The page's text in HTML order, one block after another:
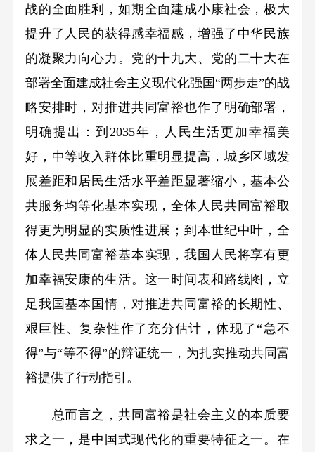
战的全面胜利，如期全面建成小康社会，极大
提升了人民的获得感幸福感，增强了中华民族
的凝聚力向心力。党的十九大、党的二十大在
部署全面建成社会主义现代化强国“两步走”的战
略安排时，对推进共同富裕也作了明确部署，
明确提出：到2035年，人民生活更加幸福美
好，中等收入群体比重明显提高，城乡区域发
展差距和居民生活水平差距显著缩小，基本公
共服务均等化基本实现，全体人民共同富裕取
得更为明显的实质性进展；到本世纪中叶，全
体人民共同富裕基本实现，我国人民将享有更
加幸福安康的生活。这一时间表和路线图，立
足我国基本国情，对推进共同富裕的长期性、
艰巨性、复杂性作了充分估计，体现了“急不
得”与“等不得”的辩证统一，为扎实推动共同富
裕提供了行动指引。
总而言之，共同富裕是社会主义的本质要
求之一，是中国式现代化的重要特征之一。在